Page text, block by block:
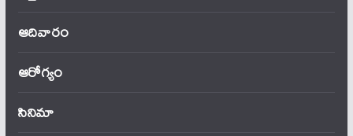
ఆదివారం
ఆరోగ్యం
సినిమా